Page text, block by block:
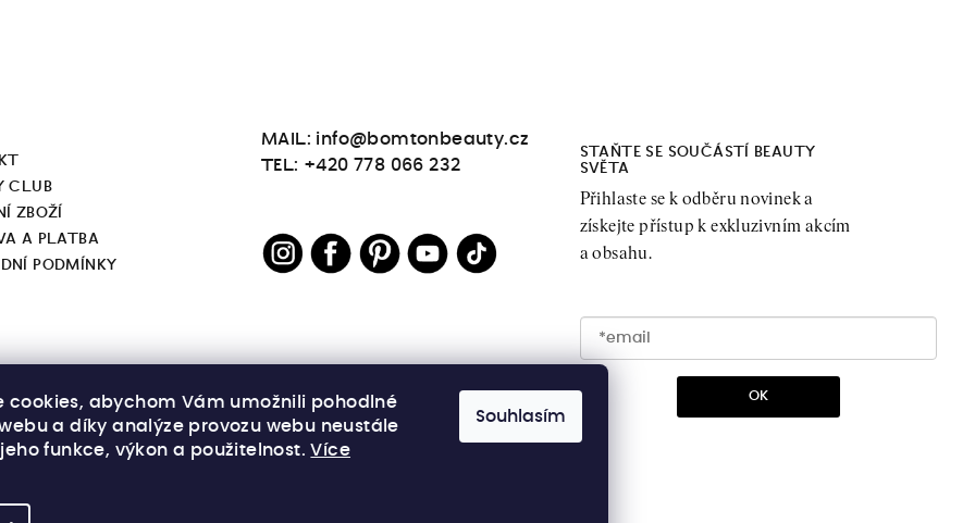
cookies, abychom Vám umožnili pohodlné
a díky analýze provozu webu neustále
funkce, výkon a použitelnost.Více
Souhlasím
CLUB
ZBOŽÍ
A PLATBA
PODMÍNKY
MAIL: info@bomtonbeauty.cz
TEL: +420 778 066 232
STAŇTE SE SOUČÁSTÍ BEAUTY
SVĚTA
Přihlaste se k odběru novinek a
získejte přístup k exkluzivním akcím
a obsahu.
OK